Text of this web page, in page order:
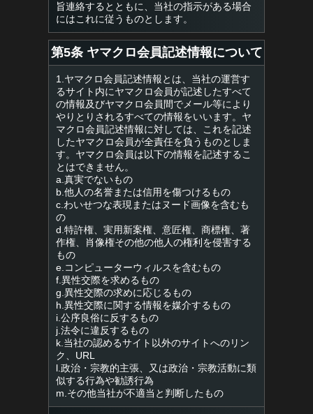
旨連絡するとともに、当社の指示がある場合
にはこれに従うものとします。
第5条 ヤマクロ会員記述情報について
1.ヤマクロ会員記述情報とは、当社の運営す
るサイト内にヤマクロ会員が記述したすべて
の情報及びヤマクロ会員間でメール等により
やりとりされるすべての情報をいいます。ヤ
マクロ会員記述情報に対しては、これを記述
したヤマクロ会員が全責任を負うものとしま
す。ヤマクロ会員は以下の情報を記述するこ
とはできません。
a.真実でないもの
b.他人の名誉または信用を傷つけるもの
c.わいせつな表現またはヌード画像を含むも
の
d.特許権、実用新案権、意匠権、商標権、著
作権、肖像権その他の他人の権利を侵害する
もの
e.コンピューターウィルスを含むもの
f.異性交際を求めるもの
g.異性交際の求めに応じるもの
h.異性交際に関する情報を媒介するもの
i.公序良俗に反するもの
j.法令に違反するもの
k.当社の認めるサイト以外のサイトへのリン
ク、URL
l.政治・宗教的主張、又は政治・宗教活動に類
似する行為や勧誘行為
m.その他当社が不適当と判断したもの